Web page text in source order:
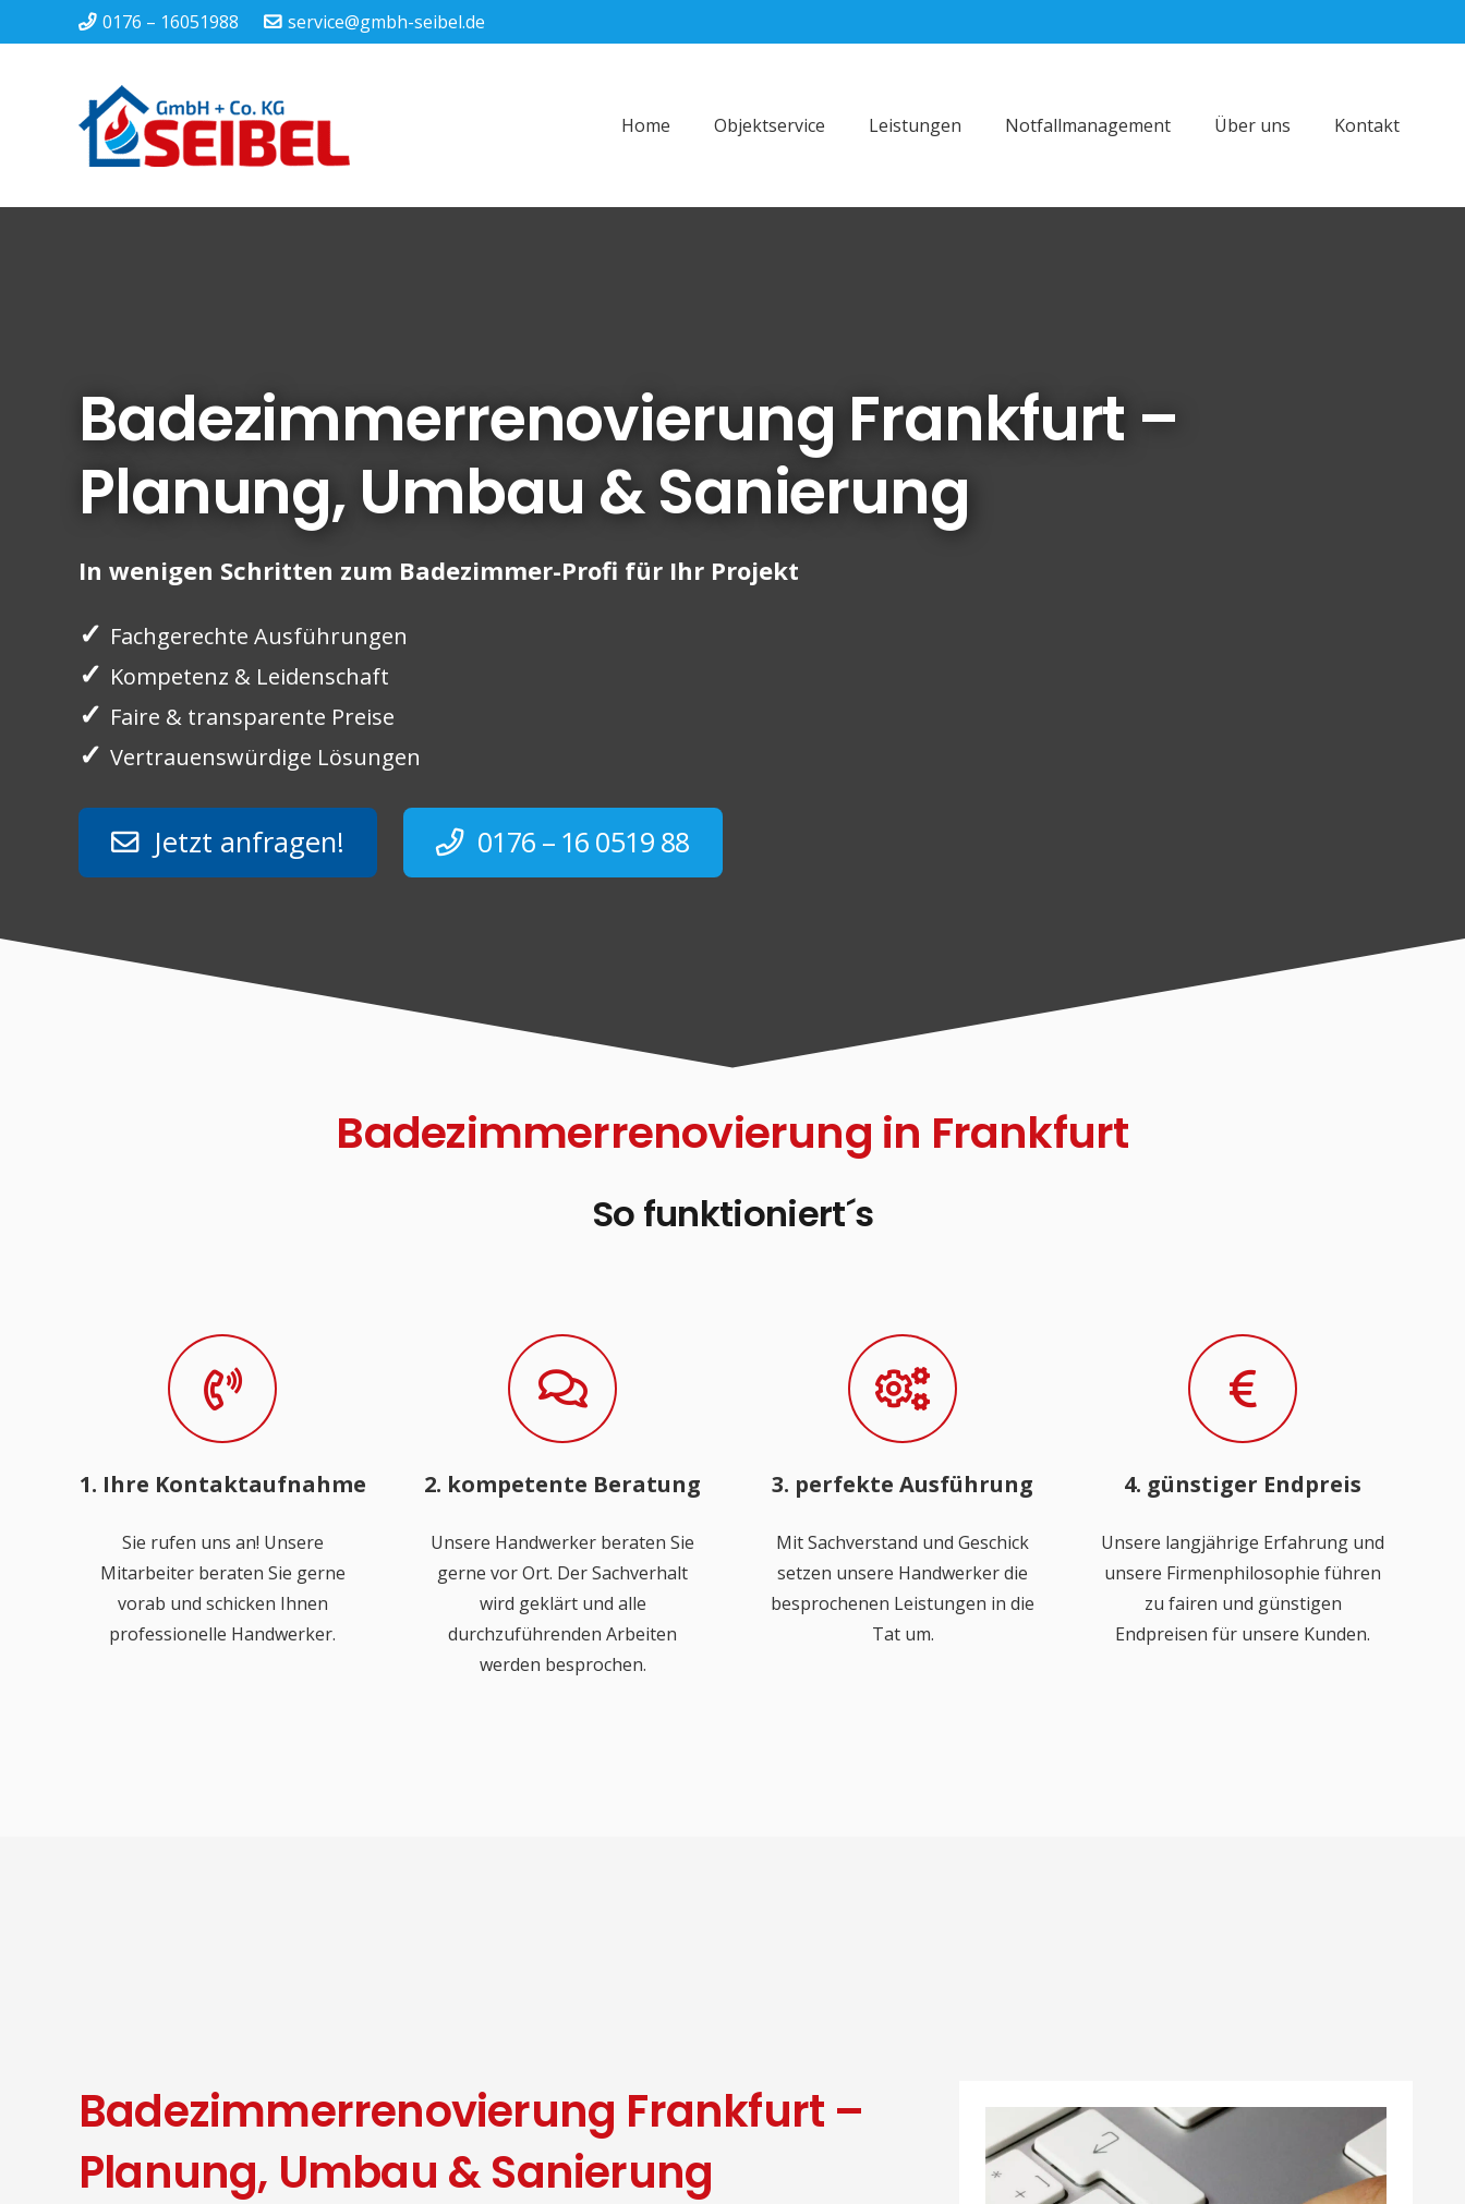
0176 – 16051988 service@gmbh-seibel.de
Home Objektservice Leistungen Notfallmanagement Über uns Kontakt
Badezimmerrenovierung Frankfurt –
Planung, Umbau & Sanierung
In wenigen Schritten zum Badezimmer-Profi für Ihr Projekt
✓ Fachgerechte Ausführungen
✓ Kompetenz & Leidenschaft
✓ Faire & transparente Preise
✓ Vertrauenswürdige Lösungen
Jetzt anfragen! 0176 – 16 0519 88
Badezimmerrenovierung in Frankfurt
So funktioniert´s
1. Ihre Kontaktaufnahme
Sie rufen uns an! Unsere
Mitarbeiter beraten Sie gerne
vorab und schicken Ihnen
professionelle Handwerker.
2. kompetente Beratung
Unsere Handwerker beraten Sie
gerne vor Ort. Der Sachverhalt
wird geklärt und alle
durchzuführenden Arbeiten
werden besprochen.
3. perfekte Ausführung
Mit Sachverstand und Geschick
setzen unsere Handwerker die
besprochenen Leistungen in die
Tat um.
4. günstiger Endpreis
Unsere langjährige Erfahrung und
unsere Firmenphilosophie führen
zu fairen und günstigen
Endpreisen für unsere Kunden.
Badezimmerrenovierung Frankfurt –
Planung, Umbau & Sanierung